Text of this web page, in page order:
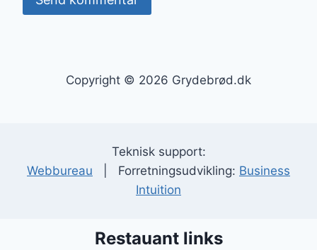
Copyright © 2026 Grydebrød.dk
Teknisk support:
Webbureau | Forretningsudvikling: Business
Intuition
Restauant links